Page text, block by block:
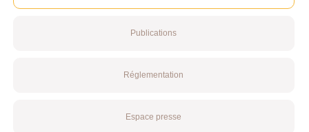
Publications
Réglementation
Espace presse